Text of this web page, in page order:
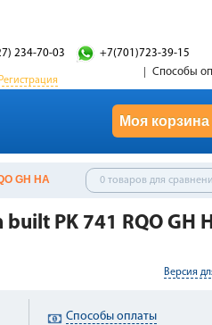
234-70-03 +7(701)723-39-15
Способы
Моя корзина
GH HA 0 товаров для
PK 741 RQO GH
Версия
Способы оплаты